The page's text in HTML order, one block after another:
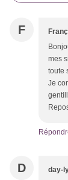
F
mes
toute
Je
D day-